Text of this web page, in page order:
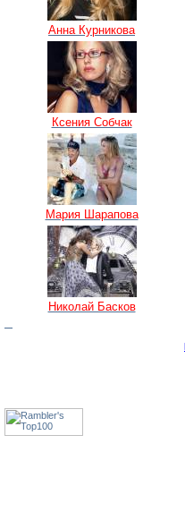
Анна Курникова
Ксения Собчак
Мария Шарапова
Николай Басков